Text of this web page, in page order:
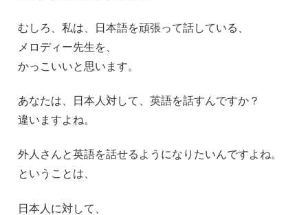
むしろ、私は、日本語を頑張って話している、
メロディー先生を、
かっこいいと思います。
あなたは、日本人対して、英語を話すんですか？
違いますよね。
外人さんと英語を話せるようになりたいんですよね。
ということは、
日本人に対して、